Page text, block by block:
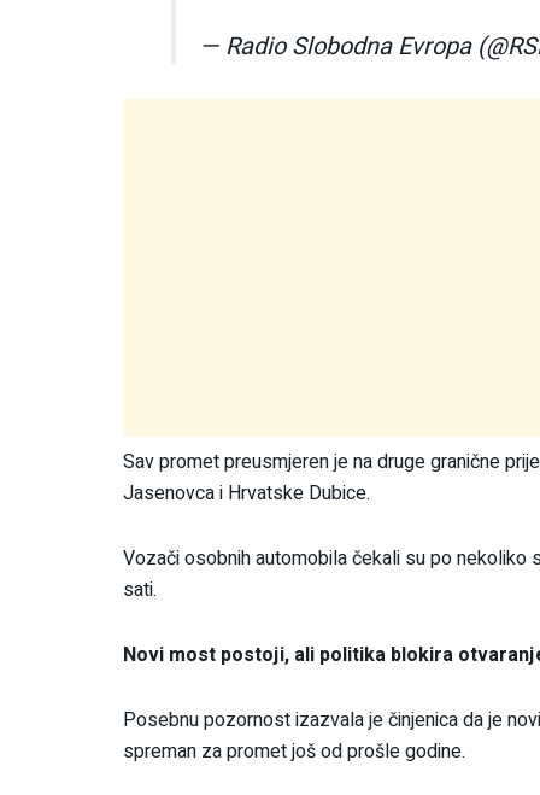
— Radio Slobodna Evropa
Sav promet preusmjeren je na druge granične
Jasenovca i Hrvatske Dubice.
Vozači osobnih automobila čekali su po nekoliko
sati.
Novi most postoji, ali politika blokira
Posebnu pozornost izazvala je činjenica da je
spreman za promet još od prošle godine.